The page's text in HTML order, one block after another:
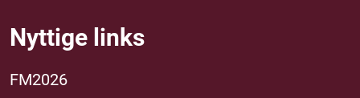
Nyttige links
FM2026